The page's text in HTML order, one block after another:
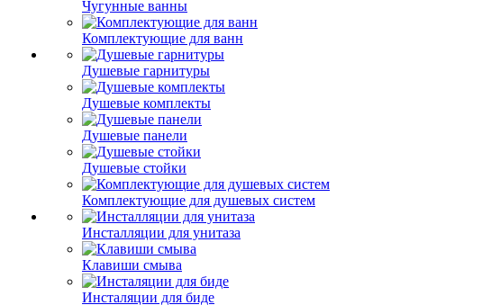
Чугунные ванны
Комплектующие для ванн
Душевые гарнитуры
Душевые комплекты
Душевые панели
Душевые стойки
Комплектующие для душевых систем
Инсталляции для унитаза
Клавиши смыва
Инсталяции для биде